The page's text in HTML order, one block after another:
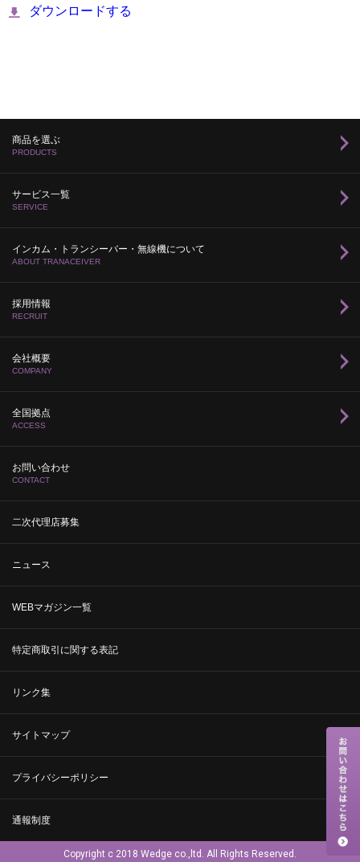
ダウンロードする
商品を選ぶ
PRODUCTS
サービス一覧
SERVICE
インカム・トランシーバー・無線機について
ABOUT TRANACEIVER
採用情報
RECRUIT
会社概要
COMPANY
全国拠点
ACCESS
お問い合わせ
CONTACT
二次代理店募集
ニュース
WEBマガジン一覧
特定商取引に関する表記
リンク集
サイトマップ
プライバシーポリシー
通報制度
Copyright c 2018 Wedge co.,ltd. All Rights Reserved.